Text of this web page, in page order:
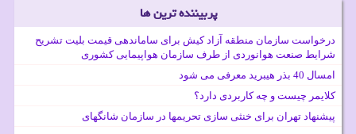
پربیننده ترین ها
درخواست سازمان منطقه آزاد کیش برای ساماندهی قیمت بلیت تشریح
شرایط صنعت هوانوردی از طرف سازمان هواپیمایی کشوری
امسال 40 بذر هیبرید معرفی می شود
کلایمر چیست و چه کاربردی دارد؟
پیشنهاد تهران برای خنثی سازی تحریمها در سازمان شانگهای